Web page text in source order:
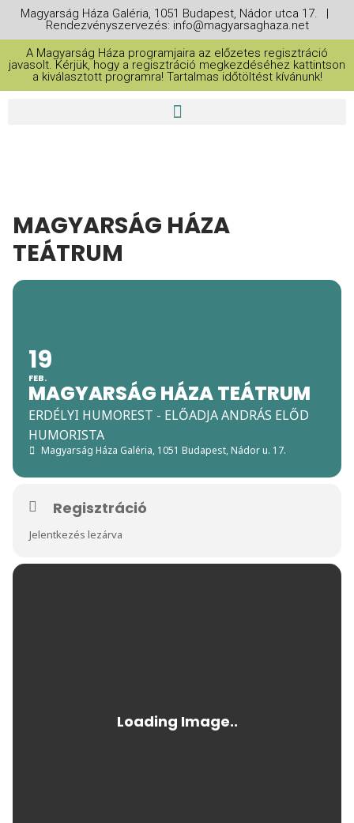
Magyarság Háza Galéria, 1051 Budapest, Nádor utca 17. |
Rendezvényszervezés: info@magyarsaghaza.net
A Magyarság Háza programjaira az előzetes regisztráció
javasolt. Kérjük, hogy a regisztráció megkezdéséhez kattintson
a kiválasztott programra! Tartalmas időtöltést kívánunk!
MAGYARSÁG HÁZA
TEÁTRUM
19
FEB.
MAGYARSÁG HÁZA TEÁTRUM
ERDÉLYI HUMOREST - ELŐADJA ANDRÁS ELŐD
HUMORISTA
Magyarság Háza Galéria, 1051 Budapest, Nádor u. 17.
Regisztráció
Jelentkezés lezárva